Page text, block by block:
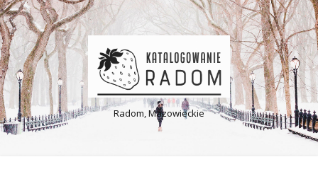
Radom, Mazowieckie